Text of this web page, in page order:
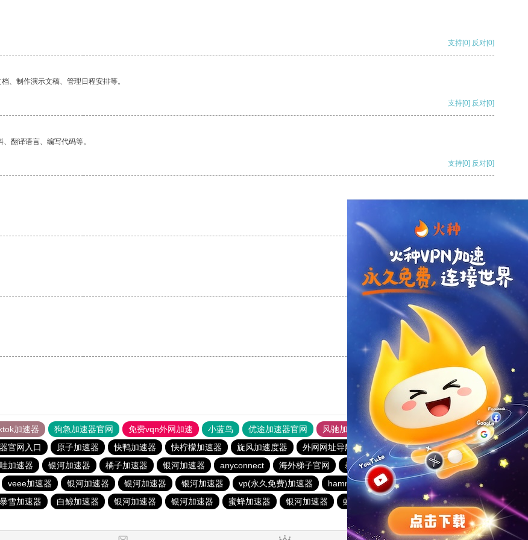
支持[0] 反对[0]
、制作演示文稿、管理日程安排等。
支持[0] 反对[0]
翻译语言、编写代码等。
支持[0] 反对[0]
支持
支持[0] 反对[0]
支持[0] 反对[0]
加速器 狗急加速器官网 免费vqn外网加速 小蓝鸟 优途加速器官网 风驰加速器
旋风加速器
官网入口 原子加速器 快鸭加速器 快柠檬加速器 旋风加速度器 外网网址导航 软件中心
vp(永久免费)加速器
加速器 银河加速器 橘子加速器 银河加速器 anyconnect 海外梯子官网 暴雪加速器 优云666
青柠加速器
veee加速器 银河加速器 银河加速器 银河加速器 vp(永久免费)加速器 hammer加速器 原子加速器
暴雪加速器
暴雪加速器 白鲸加速器 银河加速器 银河加速器 蜜蜂加速器 银河加速器 蚂蚁加速器
免费海外pvn加速器